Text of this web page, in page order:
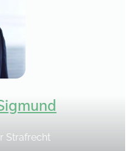
Strafrecht